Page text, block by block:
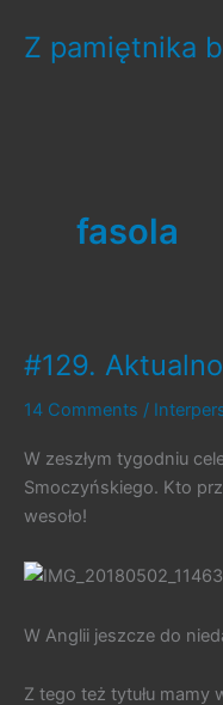
content
Z pamiętnika
fasola
#129.
14 Comments /
W zeszłym tygodniu
Smoczyńskiego. Kto
wesoło!
W Anglii jeszcze do
Z tego też tytułu mamy